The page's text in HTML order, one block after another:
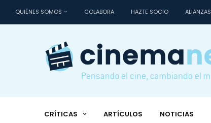
QUIÉNES SOMOS COLABORA HAZTE SOCIO ALIANZAS
CRÍTICAS ARTÍCULOS NOTICIAS